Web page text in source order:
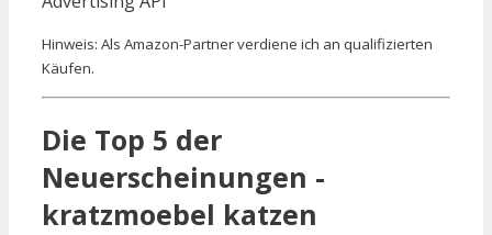
Hinweis: Als Amazon-Partner verdiene ich an qualifizierten
Käufen.
Die Top 5 der
Neuerscheinungen -
kratzmoebel katzen